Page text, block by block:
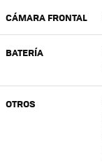
CÁMARA FRONTAL
BATERÍA
OTROS